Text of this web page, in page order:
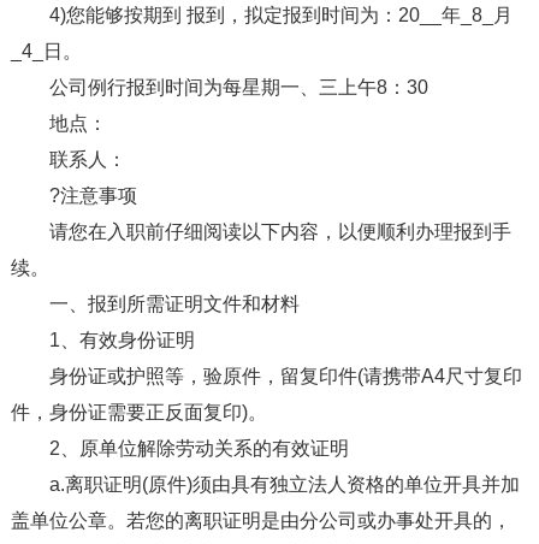
4)您能够按期到 报到，拟定报到时间为：20__年_8_月
_4_日。
公司例行报到时间为每星期一、三上午8：30
地点：
联系人：
?注意事项
请您在入职前仔细阅读以下内容，以便顺利办理报到手
续。
一、报到所需证明文件和材料
1、有效身份证明
身份证或护照等，验原件，留复印件(请携带A4尺寸复印
件，身份证需要正反面复印)。
2、原单位解除劳动关系的有效证明
a.离职证明(原件)须由具有独立法人资格的单位开具并加
盖单位公章。若您的离职证明是由分公司或办事处开具的，